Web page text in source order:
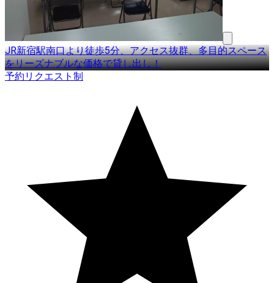
JR新宿駅南口より徒歩5分、アクセス抜群、多目的スペース
をリーズナブルな価格で貸し出し！
予約リクエスト制